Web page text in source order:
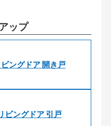
ップ
ングドア 開き戸
ングドア 引戸